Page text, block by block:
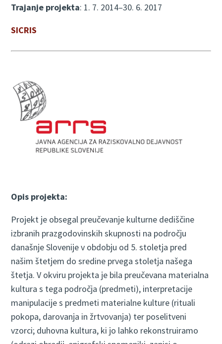
Trajanje projekta: 1. 7. 2014–30. 6. 2017
SICRIS
Opis projekta:
Projekt je obsegal preučevanje kulturne dediščine
izbranih prazgodovinskih skupnosti na področju
današnje Slovenije v obdobju od 5. stoletja pred
našim štetjem do sredine prvega stoletja našega
štetja. V okviru projekta je bila preučevana materialna
kultura s tega področja (predmeti), interpretacije
manipulacije s predmeti materialne kulture (rituali
pokopa, darovanja in žrtvovanja) ter poselitveni
vzorci; duhovna kultura, ki jo lahko rekonstruiramo